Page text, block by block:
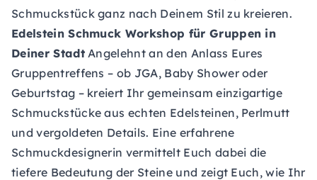
Schmuckstück ganz nach Deinem Stil zu kreieren.
Edelstein Schmuck Workshop für Gruppen in
Deiner StadtAngelehnt an den Anlass Eures
Gruppentreffens – ob JGA, Baby Shower oder
Geburtstag – kreiert Ihr gemeinsam einzigartige
Schmuckstücke aus echten Edelsteinen, Perlmutt
und vergoldeten Details. Eine erfahrene
Schmuckdesignerin vermittelt Euch dabei die
tiefere Bedeutung der Steine und zeigt Euch, wie Ihr